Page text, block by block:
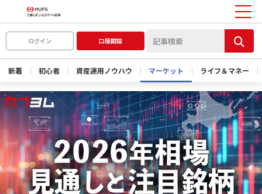
ログイン 口座開設
新着 初心者 資産運用ノウハウ マーケット ライフ＆マネー